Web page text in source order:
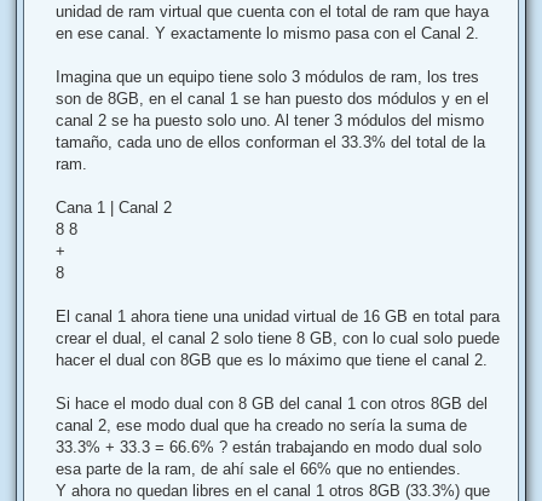
unidad de ram virtual que cuenta con el total de ram que haya
en ese canal. Y exactamente lo mismo pasa con el Canal 2.
Imagina que un equipo tiene solo 3 módulos de ram, los tres
son de 8GB, en el canal 1 se han puesto dos módulos y en el
canal 2 se ha puesto solo uno. Al tener 3 módulos del mismo
tamaño, cada uno de ellos conforman el 33.3% del total de la
ram.
Cana 1 | Canal 2
8 8
+
8
El canal 1 ahora tiene una unidad virtual de 16 GB en total para
crear el dual, el canal 2 solo tiene 8 GB, con lo cual solo puede
hacer el dual con 8GB que es lo máximo que tiene el canal 2.
Si hace el modo dual con 8 GB del canal 1 con otros 8GB del
canal 2, ese modo dual que ha creado no sería la suma de
33.3% + 33.3 = 66.6% ? están trabajando en modo dual solo
esa parte de la ram, de ahí sale el 66% que no entiendes.
Y ahora no quedan libres en el canal 1 otros 8GB (33.3%) que